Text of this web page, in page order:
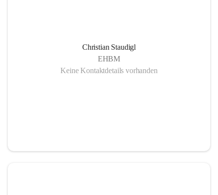
Christian Staudigl
EHBM
Keine Kontaktdetails vorhanden